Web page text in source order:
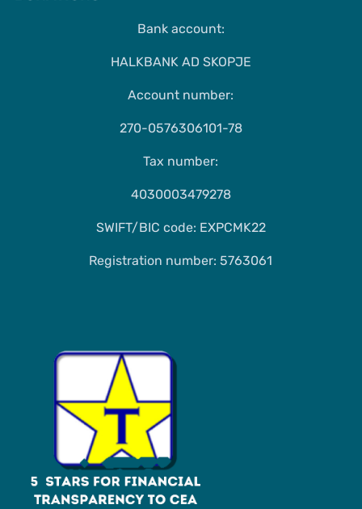
Bank account:
HALKBANK AD SKOPJE
Account number:
270-0576306101-78
Tax number:
4030003479278
SWIFT/BIC code: EXPCMK22
Registration number: 5763061